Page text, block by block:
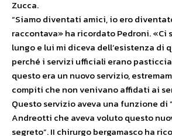
Zucca.
“Siamo diventati amici, io ero
raccontava» ha ricordato Pedroni. «Ci
lungo e lui mi diceva dell’esistenza di
perché i servizi ufficiali erano
questo era un nuovo servizio,
compiti che non venivano affidati ai
Questo servizio aveva una funzione di
Andreotti che aveva voluto questo
segreto”. II chirurgo bergamasco ha